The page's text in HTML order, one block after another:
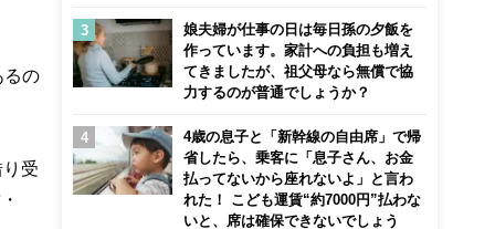
るの
受
娘夫婦が仕事の日は毎日孫の夕飯を
作っています。家計への負担も増え
てきましたが、祖父母なら無償で協
力するのが普通でしょうか？
4歳の息子と「新幹線の自由席」で帰
省したら、乗客に「息子さん、お金
払ってないから座れないよ」と言わ
れた！ こども運賃“約7000円”払わな
いと、席は確保できないでしょう